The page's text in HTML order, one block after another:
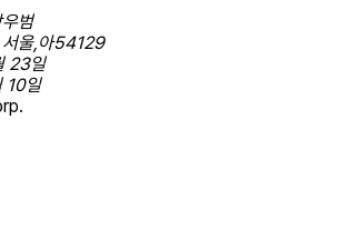
범
서울,아54129
23일
10일